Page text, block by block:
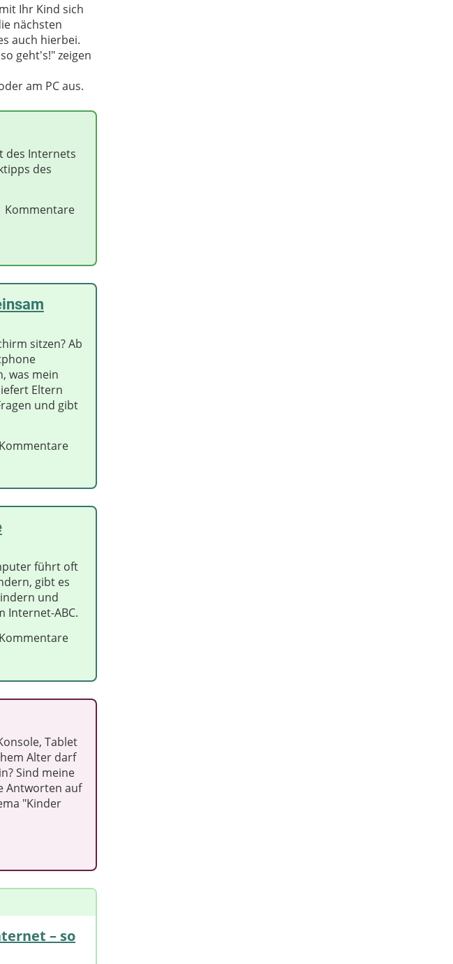
Ihr Kind sich
nächsten
auch hierbei.
geht's!" zeigen
am PC aus.
des Internets
des
Kommentare
sitzen? Ab
was mein
Eltern
und gibt
Kommentare
führt oft
gibt es
und
Internet-ABC.
Kommentare
Tablet
Alter darf
Sind meine
Antworten auf
"Kinder
– so